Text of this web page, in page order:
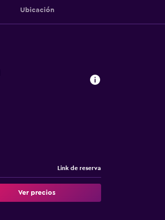
Ubicación
Link de reserva
Ver precios